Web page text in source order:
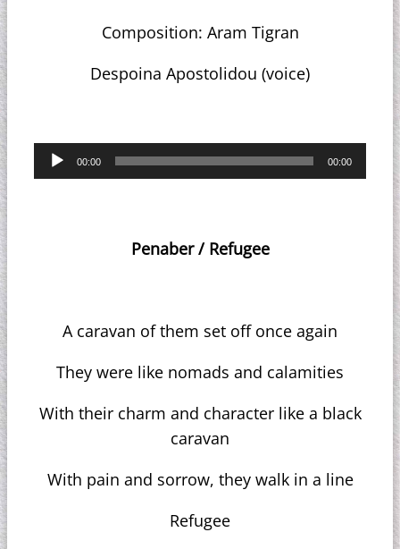
Composition: Aram Tigran
Despoina Apostolidou (voice)
Πρόγραμμα
Αναπαραγωγής
00:00 00:00
Penaber / Refugee
A caravan of them set off once again
They were like nomads and calamities
With their charm and character like a black
caravan
With pain and sorrow, they walk in a line
Refugee